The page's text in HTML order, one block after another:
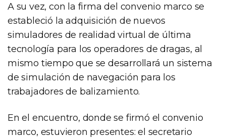
A su vez, con la firma del convenio marco se
estableció la adquisición de nuevos
simuladores de realidad virtual de última
tecnología para los operadores de dragas, al
mismo tiempo que se desarrollará un sistema
de simulación de navegación para los
trabajadores de balizamiento.
En el encuentro, donde se firmó el convenio
marco, estuvieron presentes: el secretario